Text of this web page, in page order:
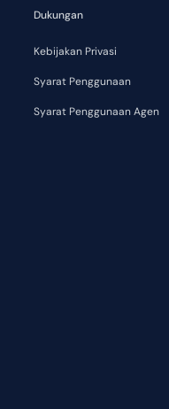
Dukungan
Kebijakan Privasi
Syarat Penggunaan
Syarat Penggunaan Agen